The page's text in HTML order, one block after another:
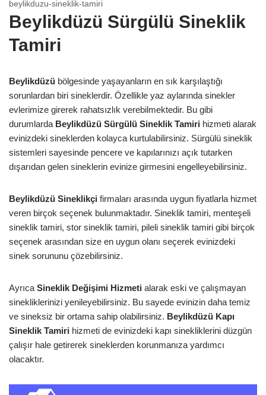
beylikduzu-sineklik-tamiri
Beylikdüzü Sürgülü Sineklik
Tamiri
Beylikdüzü bölgesinde yaşayanların en sık karşılaştığı
sorunlardan biri sineklerdir. Özellikle yaz aylarında sinekler
evlerimize girerek rahatsızlık verebilmektedir. Bu gibi
durumlarda Beylikdüzü Sürgülü Sineklik Tamiri hizmeti alarak
evinizdeki sineklerden kolayca kurtulabilirsiniz. Sürgülü sineklik
sistemleri sayesinde pencere ve kapılarınızı açık tutarken
dışarıdan gelen sineklerin evinize girmesini engelleyebilirsiniz.
Beylikdüzü Sineklikçi firmaları arasında uygun fiyatlarla hizmet
veren birçok seçenek bulunmaktadır. Sineklik tamiri, menteşeli
sineklik tamiri, stor sineklik tamiri, pileli sineklik tamiri gibi birçok
seçenek arasından size en uygun olanı seçerek evinizdeki
sinek sorununu çözebilirsiniz.
Ayrıca Sineklik Değişimi Hizmeti alarak eski ve çalışmayan
sinekliklerinizi yenileyebilirsiniz. Bu sayede evinizin daha temiz
ve sineksiz bir ortama sahip olabilirsiniz. Beylikdüzü Kapı
Sineklik Tamiri hizmeti de evinizdeki kapı sinekliklerini düzgün
çalışır hale getirerek sineklerden korunmanıza yardımcı
olacaktır.